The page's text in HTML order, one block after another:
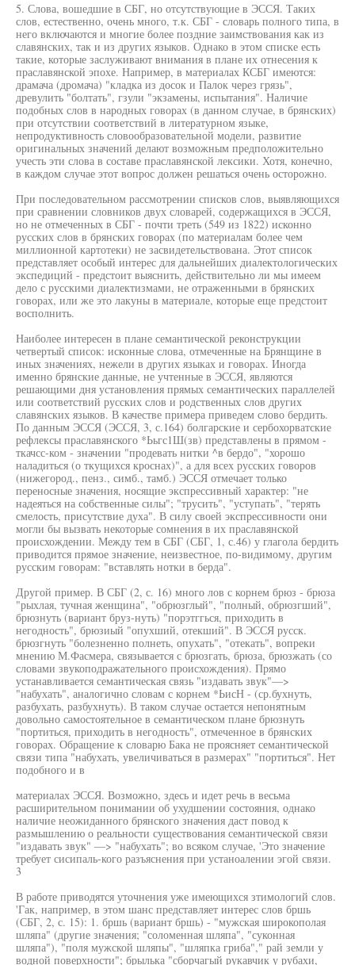
5. Слова, вошедшие в СБГ, но отсутствующие в ЭССЯ. Таких
слов, естественно, очень много, т.к. СБГ - словарь полного типа, в
него включаются и многие более поздние заимствования как из
славянских, так и из других языков. Однако в этом списке есть
такие, которые заслуживают внимания в плане их отнесения к
праславянской эпохе. Например, в материалах КСБГ имеются:
драмача (дромача) "кладка из досок и Палок через грязь",
древулить "болтать", гзули "экзамены, испытания". Наличие
подобных слов в народных говорах (в данном случае, в брянских)
при отсутствии соответствий в литературном языке,
непродуктивность словообразовательной модели, развитие
оригинальных значений делают возможным предположительно
учесть эти слова в составе праславянской лексики. Хотя, конечно,
в каждом случае этот вопрос должен решаться очень осторожно.
При последовательном рассмотрении списков слов, выявляющихся
при сравнении словников двух словарей, содержащихся в ЭССЯ,
но не отмеченных в СБГ - почти треть (549 из 1822) исконно
русских слов в брянских говорах (по материалам более чем
миллионной картотеки) не засвидетельствована. Этот список
представляет особый интерес для дальнейших диалектологических
экспедиций - предстоит выяснить, действительно ли мы имеем
дело с русскими диалектизмами, не отраженными в брянских
говорах, или же это лакуны в материале, которые еще предстоит
восполнить.
Наиболее интересен в плане семантической реконструкции
четвертый список: исконные слова, отмеченные на Брянщине в
иных значениях, нежели в других языках и говорах. Иногда
именно брянские данные, не учтенные в ЭССЯ, являются
решающими дня установления прямых семантических параллелей
или соответствий русских слов и родственных слов других
славянских языков. В качестве примера приведем слово бердить.
По данным ЭССЯ (ЭССЯ, 3, с.164) болгарские и сербохорватские
рефлексы праславянского *Ььгс1Ш(зв) представлены в прямом -
ткачсс-ком - значении "продевать нитки ^в бердо", "хорошо
наладиться (о ткущихся кроснах)", а для всех русских говоров
(нижегород., пенз., симб., тамб.) ЭССЯ отмечает только
переносные значения, носящие экспрессивный характер: "не
надеяться на собственные силы"; "трусить", "уступать", "терять
смелость, присутствие духа". В силу своей экспрессивности они
могли бы вызвать некоторые сомнения в их праславянской
происхождении. Между тем в СБГ (СБГ, 1, с.46) у глагола бердить
приводится прямое значение, неизвестное, по-видимому, другим
русским говорам: "вставлять нотки в берда".
Другой пример. В СБГ (2, с. 16) много лов с корнем брюз - брюза
"рыхлая, тучная женщина", "обрюзглый", "полный, обрюзгший",
брюзнуть (вариант бруз-нуть) "порэтггься, приходить в
негодность", брюзиый "опухший, отекший". В ЭССЯ русск.
брюзгнуть "болезненно полнеть, опухать", "отекать", вопреки
мнению М.Фасмера, связывается с брюзгать, брюза, брюзжать (со
словами звукоподражательного происхождения). Прямо
устанавливается семантическая связь "издавать звук"—>
"набухать", аналогично словам с корнем *ЬисН - (ср.бухнуть,
разбухать, разбухнуть). В таком случае остается непонятным
довольно самостоятельное в семантическом плане брюзнуть
"портиться, приходить в негодность", отмеченное в брянских
говорах. Обращение к словарю Бака не проясняет семантической
связи типа "набухать, увеличиваться в размерах" "портиться". Нет
подобного и в
материалах ЭССЯ. Возможно, здесь и идет речь в весьма
расширительном понимании об ухудшении состояния, однако
наличие неожиданного брянского значения даст повод к
размышлению о реальности существования семантической связи
"издавать звук" —> "набухать"; во всяком случае, 'Это значение
требует сисипаль-кого разъяснения при устаноалении эгой связи.
3
В работе приводятся уточнения уже имеющихся зтимологий слов.
'Гак, например, в этом шанс представляет интерес слов бршь
(СБГ, 2, с. 15): 1. бршь (вариант бршь) - "мужская широкополая
шляпа" (другие значения; "соломенная шляпа", "суконная
шляпа"), "поля мужской шляпы", "шляпка гриба"," рай земли у
водной поверхности"; брылька "сборчагый рукавчик у рубахи,